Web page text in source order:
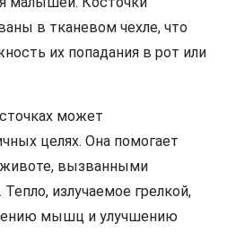
в тканевом чехле, что
их попадания в рот или
может
целях. Она помогает
вызванными
излучаемое грелкой,
мышц и улучшению